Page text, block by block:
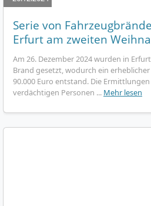
Serie von
Erfurt am zweiten
Am 26. Dezember 2024 wurden in
Brand gesetzt, wodurch ein
90.000 Euro entstand. Die
verdächtigen Personen ... Mehr lesen